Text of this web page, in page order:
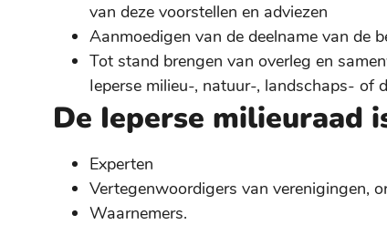
van deze voorstellen en adviezen
Aanmoedigen van de deelname van de
Tot stand brengen van overleg en
Ieperse milieu-, natuur-, landschaps- of
De Ieperse milieuraad
Experten
Vertegenwoordigers van verenigingen,
Waarnemers.